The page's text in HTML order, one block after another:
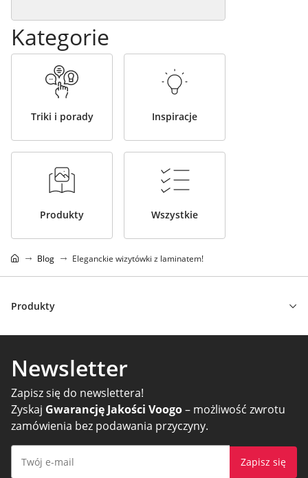
Kategorie
Triki i porady Inspiracje
Produkty Wszystkie
Blog Eleganckie wizytówki z laminatem!
Produkty
Newsletter
Zapisz się do newslettera!
Zyskaj Gwarancję Jakości Voogo– możliwość zwrotu
zamówienia bez podawania przyczyny.
Zapisz się